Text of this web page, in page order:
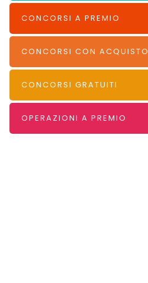
CONCORSI A PREMIO
CONCORSI CON ACQUISTO
CONCORSI GRATUITI
OPERAZIONI A PREMIO